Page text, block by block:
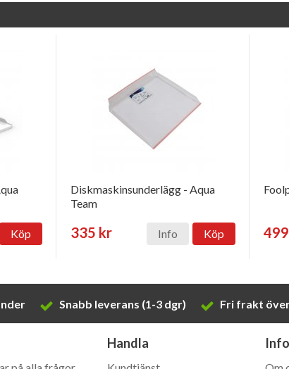
Köp
Diskmaskinsunderlägg - Aqua
Team
335 kr Info Köp
Snabb leverans (1-3 dgr) Fri frakt
Handla